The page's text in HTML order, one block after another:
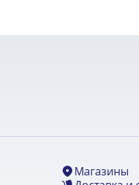
Магазины